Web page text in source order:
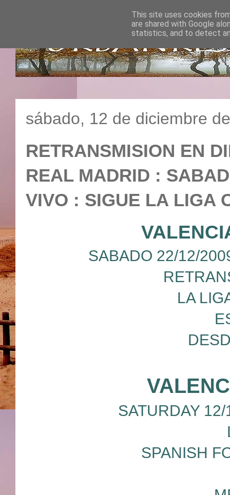
sábado, 12 de diciembre
RETRANSMISION EN
REAL MADRID :
VIVO : SIGUE LA LIGA
SABADO 22/12/
LA
SATURDAY
SPANISH
This site uses cookies
are shared with Google
statistics, and to detect